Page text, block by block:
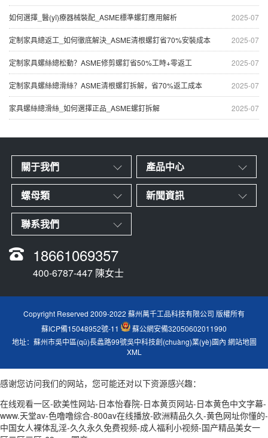
2025-07
如何選擇_醫(yī)療器械裝配_ASME標準螺釘應用解析
2025-07
定制家具總返工_如何徹底解決_ASME清根螺釘省70%安裝成本
2025-07
定制家具螺絲總松動？ASME修剪螺釘省50%工時+零返工
2025-07
定制家具螺絲總滑絲？ASME清根螺釘拆解，省70%返工成本
2025-07
家具螺絲總滑絲_如何選擇正品_ASME螺釘拆解
關于我們 產品中心
螺母類 新聞資訊
聯系我們
18661069357
400-6787-447 陳女士
Copyright Reserved 2009-2022 蘇州萬千工品科技有限公司 版權所有
蘇ICP備15048952號-11
蘇公網安備32050602011990
地址：蘇州市吳中區(qū)長蠡路99號吳中科技創(chuàng)業(yè)園內 網站地圖
XML
感谢您访问我们的网站，您可能还对以下资源感兴趣：
在线观看一区-欧美性网站-日本怡春院-日本黄页网站-日本黄色中文字幕-
www.天堂av-色噜噜综合-800av在线播放-欧洲精品久久-黄色网址你懂的-
中国女人裸体乱淫-久久永久免费视频-成人福利小视频-国产精品美女一